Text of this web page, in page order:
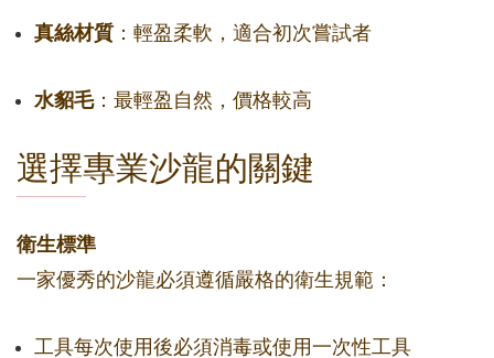
真絲材質 ：輕盈柔軟，適合初次嘗試者
水貂毛：最輕盈自然，價格較高
選擇專業沙龍的關鍵
衛生標準
一家優秀的沙龍必須遵循嚴格的衛生規範：
工具每次使用後必須消毒或使用一次性工具